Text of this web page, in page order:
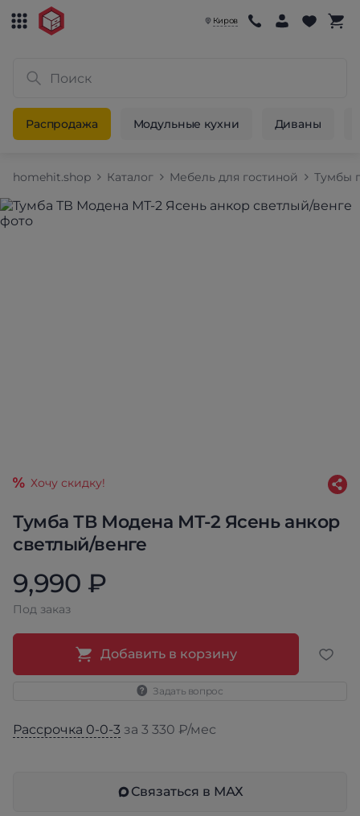
Киров
Распродажа Модульные кухни Диваны
homehit.shop Каталог Мебель для гостиной Тумбы
Тумба ТВ Модена МТ-2 Ясень анкор
светлый/венге
Хочу скидку!
9,990 ₽
Под заказ
Добавить в корзину
Задать вопрос
Рассрочка 0-0-3 за 3 330 ₽/мес
Связаться в МАХ